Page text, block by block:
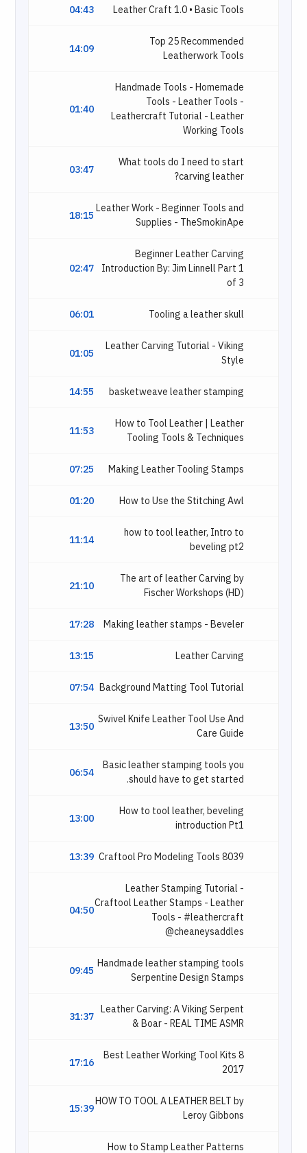
04:43 Leather Craft 1.0 • Basic Tools
14:09
Top 25 Recommended
Leatherwork Tools
01:40
Handmade Tools - Homemade
Tools - Leather Tools -
Leathercraft Tutorial - Leather
Working Tools
03:47
What tools do I need to start
carving leather?
18:15Leather Work - Beginner Tools and
Supplies - TheSmokinApe
02:47
Beginner Leather Carving
Introduction By: Jim Linnell Part 1
of 3
06:01 Tooling a leather skull
01:05
Leather Carving Tutorial - Viking
Style
14:55 basketweave leather stamping
11:53
How to Tool Leather | Leather
Tooling Tools & Techniques
07:25 Making Leather Tooling Stamps
01:20 How to Use the Stitching Awl
11:14
how to tool leather, Intro to
beveling pt2
21:10
The art of leather Carving by
Fischer Workshops (HD)
17:28 Making leather stamps - Beveler
13:15 Leather Carving
07:54 Background Matting Tool Tutorial
13:50 Swivel Knife Leather Tool Use And
Care Guide
06:54
Basic leather stamping tools you
should have to get started.
13:00
How to tool leather, beveling
introduction Pt1
13:39 Craftool Pro Modeling Tools 8039
04:50
Leather Stamping Tutorial -
Craftool Leather Stamps - Leather
Tools - #leathercraft
@cheaneysaddles
09:45 Handmade leather stamping tools
Serpentine Design Stamps
31:37 Leather Carving: A Viking Serpent
& Boar - REAL TIME ASMR
17:16
8 Best Leather Working Tool Kits
2017
15:39HOW TO TOOL A LEATHER BELT by
Leroy Gibbons
How to Stamp Leather Patterns